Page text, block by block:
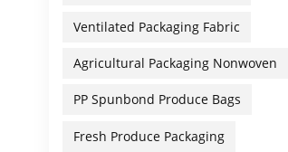
Ventilated Packaging Fabric
Agricultural Packaging Nonwoven
PP Spunbond Produce Bags
Fresh Produce Packaging